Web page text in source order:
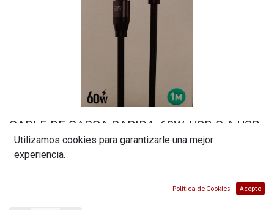
CABLE DE CARGA RAPIDA, 60W, USB C A USB
C, 1 METRO DE LARGO. MARCA PHONENCIA
Utilizamos cookies para garantizarle una mejor
experiencia.
Política de Cookies Acepto